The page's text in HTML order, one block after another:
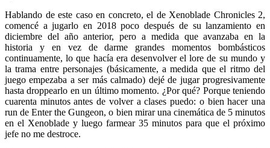
Hablando de este caso en concreto, el de Xenoblade Chronicles 2,
comencé a jugarlo en 2018 poco después de su lanzamiento en
diciembre del año anterior, pero a medida que avanzaba en la
historia y en vez de darme grandes momentos bombásticos
continuamente, lo que hacía era desenvolver el lore de su mundo y
la trama entre personajes (básicamente, a medida que el ritmo del
juego empezaba a ser más calmado) dejé de jugar progresivamente
hasta droppearlo en un último momento. ¿Por qué? Porque teniendo
cuarenta minutos antes de volver a clases puedo: o bien hacer una
run de Enter the Gungeon, o bien mirar una cinemática de 5 minutos
en el Xenoblade y luego farmear 35 minutos para que el próximo
jefe no me destroce.